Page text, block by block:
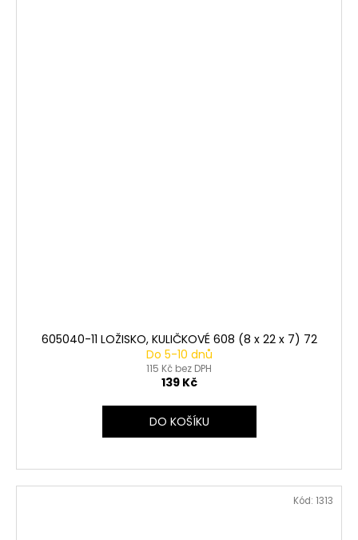
605040-11 LOŽISKO, KULIČKOVÉ 608 (8 x 22 x 7) 72
Do 5-10 dnů
115 Kč bez DPH
139 Kč
DO KOŠÍKU
Kód: 1313